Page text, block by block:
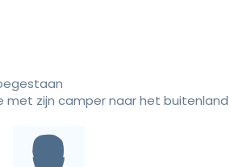
zijn camper naar het buitenland